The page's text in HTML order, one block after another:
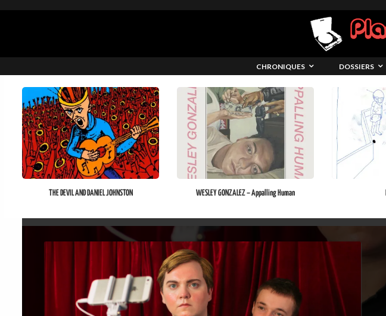
CHRONIQUES DOSSIERS
THE DEVIL AND DANIEL JOHNSTON WESLEY GONZALEZ – Appalling Human